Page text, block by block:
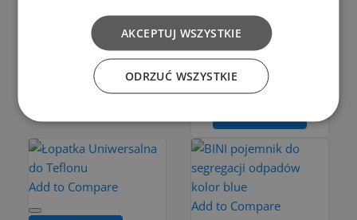
0,5 L
FAMILY
NIEBIESKI
zł2.99
Add to Compare
Add to Compare
AKCEPTUJ WSZYSTKIE
ODRZUĆ WSZYSTKIE